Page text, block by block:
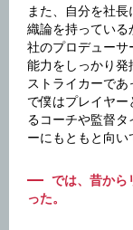
また、自分を社
織論を持ってい
社のプロデュー
能力をしっかり
ストライカーで
で僕はプレイヤ
るコーチや監督
ーにもともと向い
では、昔から
った。